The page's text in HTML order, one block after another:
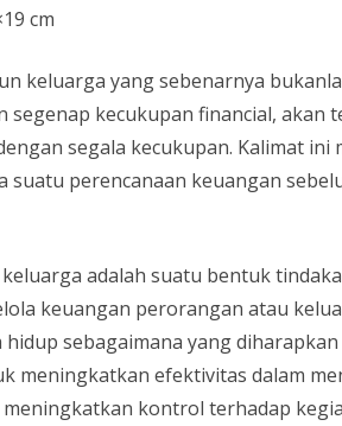
cm
keluarga yang sebenarnya
segenap kecukupan financial, akan
segala kecukupan. Kalimat
suatu perencanaan keuangan
adalah suatu bentuk
keuangan perorangan atau
sebagaimana yang
meningkatkan efektivitas dalam
meningkatkan kontrol terhadap